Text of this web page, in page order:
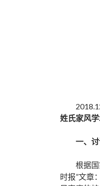
姓氏家风
一、
根据
时报”文章：